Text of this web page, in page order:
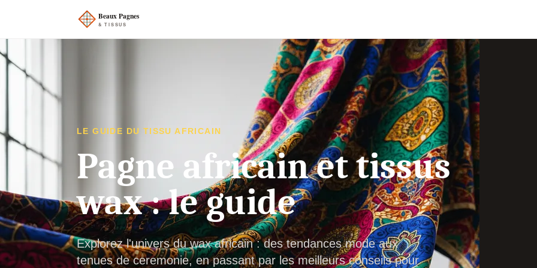
LE GUIDE DU TISSU AFRICAIN
Pagne africain et tissus
wax : le guide
Explorez l'univers du wax africain : des tendances mode aux
tenues de ceremonie, en passant par les meilleurs conseils pour